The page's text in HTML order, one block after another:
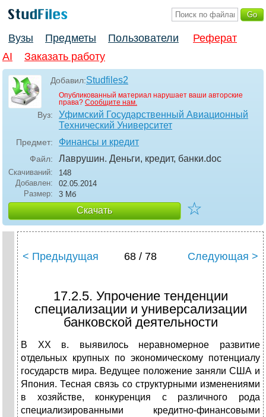
Вузы Предметы Пользователи
Реферат
AI
Заказать работу
Добавил:Studfiles2
Опубликованный материал нарушает ваши авторские
права? Сообщите нам.
Вуз:
Уфимский Государственный Авиационный
Технический Университет
Предмет: Финансы и кредит
Файл: Лаврушин. Деньги, кредит, банки.doc
Скачиваний:
148
Добавлен:
02.05.2014
Размер:
3 Мб
Скачать ☆
< Предыдущая 68 / 78 Следующая >
17.2.5. Упрочение тенденции
специализации и универсализации
банковской деятельности
В XX в. выявилось неравномерное развитие
отдельных крупных по экономическому потенциалу
государств мира. Ведущее положение заняли США и
Япония. Тесная связь со структурными изменениями
в хозяйстве, конкуренция с различного рода
специализированными кредитно-финансовыми